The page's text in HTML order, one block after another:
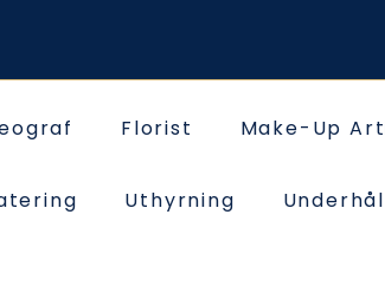
Florist Make-Up
Uthyrning